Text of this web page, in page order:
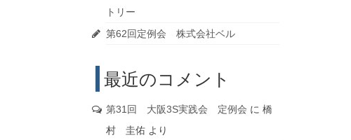
トリー
第62回定例会 株式会社ベル
最近のコメント
第31回 大阪3S実践会 定例会 に 橋
村 圭佑より